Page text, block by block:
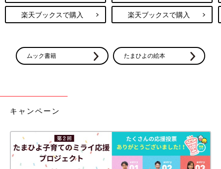
楽天ブックスで購入 楽天ブックスで購入
ムック書籍 たまひよの絵本
キャンペーン